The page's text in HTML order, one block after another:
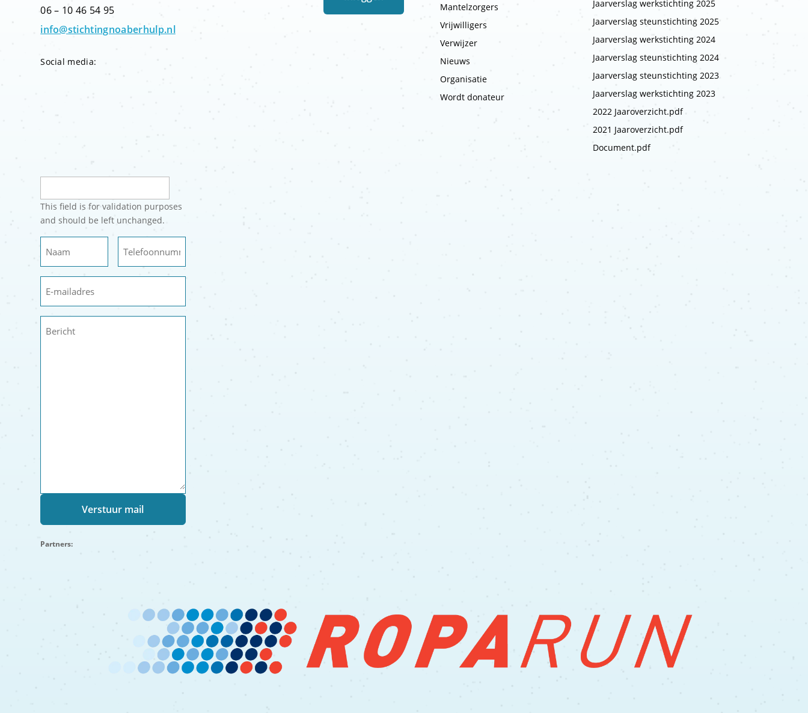
06 – 10 46 54 95
info@stichtingnoaberhulp.nl
Social media:
Mantelzorgers
Vrijwilligers
Verwijzer
Nieuws
Organisatie
Wordt donateur
Jaarverslag werkstichting 2025
Jaarverslag steunstichting 2025
Jaarverslag werkstichting 2024
Jaarverslag steunstichting 2024
Jaarverslag steunstichting 2023
Jaarverslag werkstichting 2023
2022 Jaaroverzicht.pdf
2021 Jaaroverzicht.pdf
Document.pdf
This field is for validation purposes
and should be left unchanged.
Partners: